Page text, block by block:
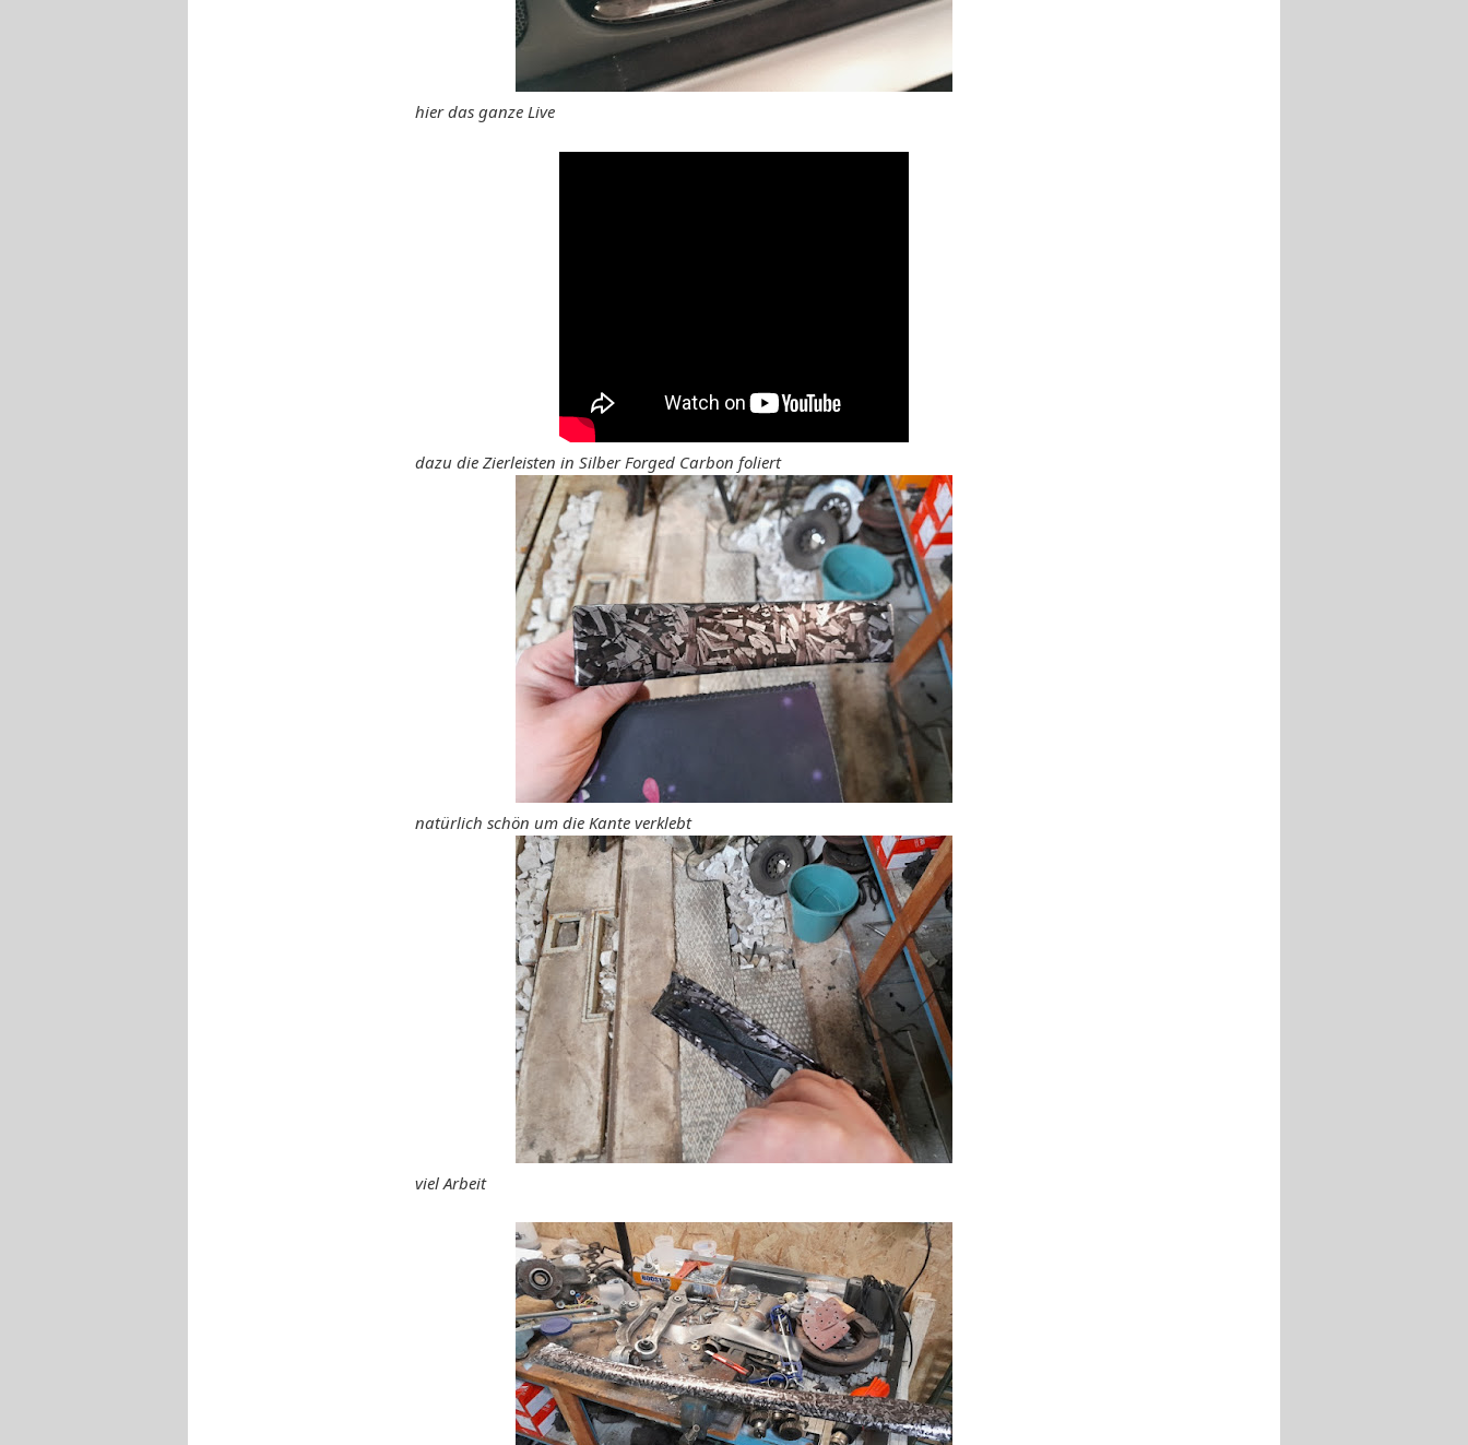
hier das ganze Live
dazu die Zierleisten in Silber Forged Carbon foliert
natürlich schön um die Kante verklebt
viel Arbeit